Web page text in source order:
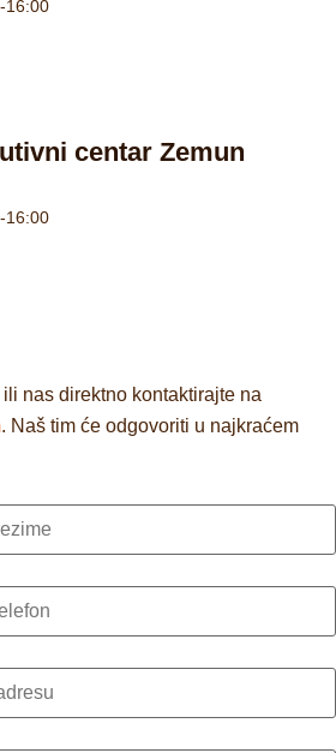
16:00
centar Zemun
16:00
nas direktno kontaktirajte na
. Naš tim će odgovoriti u najkraćem